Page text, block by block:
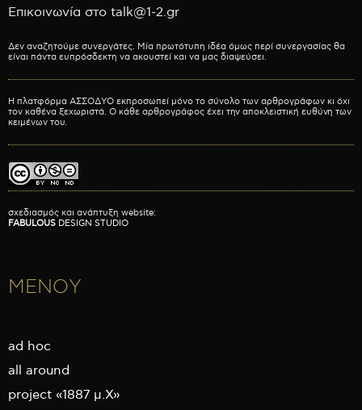
Επικοινωνία στο talk@1-2.gr
Δεν αναζητούμε συνεργάτες. Μία πρωτότυπη ιδέα όμως περί συνεργασίας θα
είναι πάντα ευπρόσδεκτη να ακουστεί και να μας διαψεύσει.
Η πλατφόρμα ΑΣΣΟΔΥΟ εκπροσωπεί μόνο το σύνολο των αρθρογράφων κι όχι
τον καθένα ξεχωριστά. Ο κάθε αρθρογράφος έχει την αποκλειστική ευθύνη των
κειμένων του.
σχεδιασμός και ανάπτυξη website:
FABULOUS DESIGN STUDIO
ΜΕΝΟΥ
ad hoc
all around
project «1887 μ.Χ»